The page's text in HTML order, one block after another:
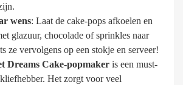
wens: Laat de cake-pops afkoelen en
glazuur, chocolade of sprinkles naar
ze vervolgens op een stokje en serveer!
Dreams Cake-popmaker is een must-
Het zorgt voor veel